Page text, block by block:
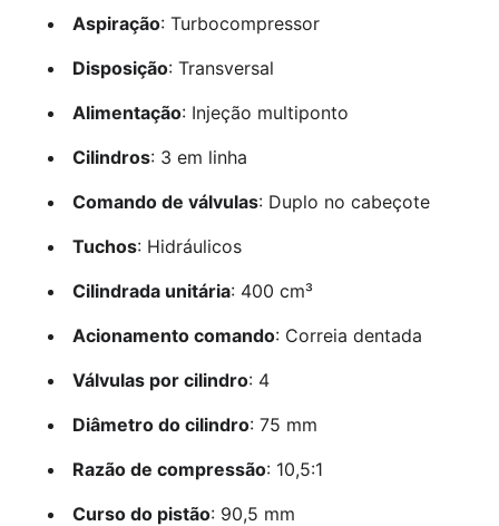
Aspiração: Turbocompressor
Disposição: Transversal
Alimentação: Injeção multiponto
Cilindros: 3 em linha
Comando de válvulas: Duplo no cabeçote
Tuchos: Hidráulicos
Cilindrada unitária: 400 cm³
Acionamento comando: Correia dentada
Válvulas por cilindro: 4
Diâmetro do cilindro: 75 mm
Razão de compressão: 10,5:1
Curso do pistão: 90,5 mm